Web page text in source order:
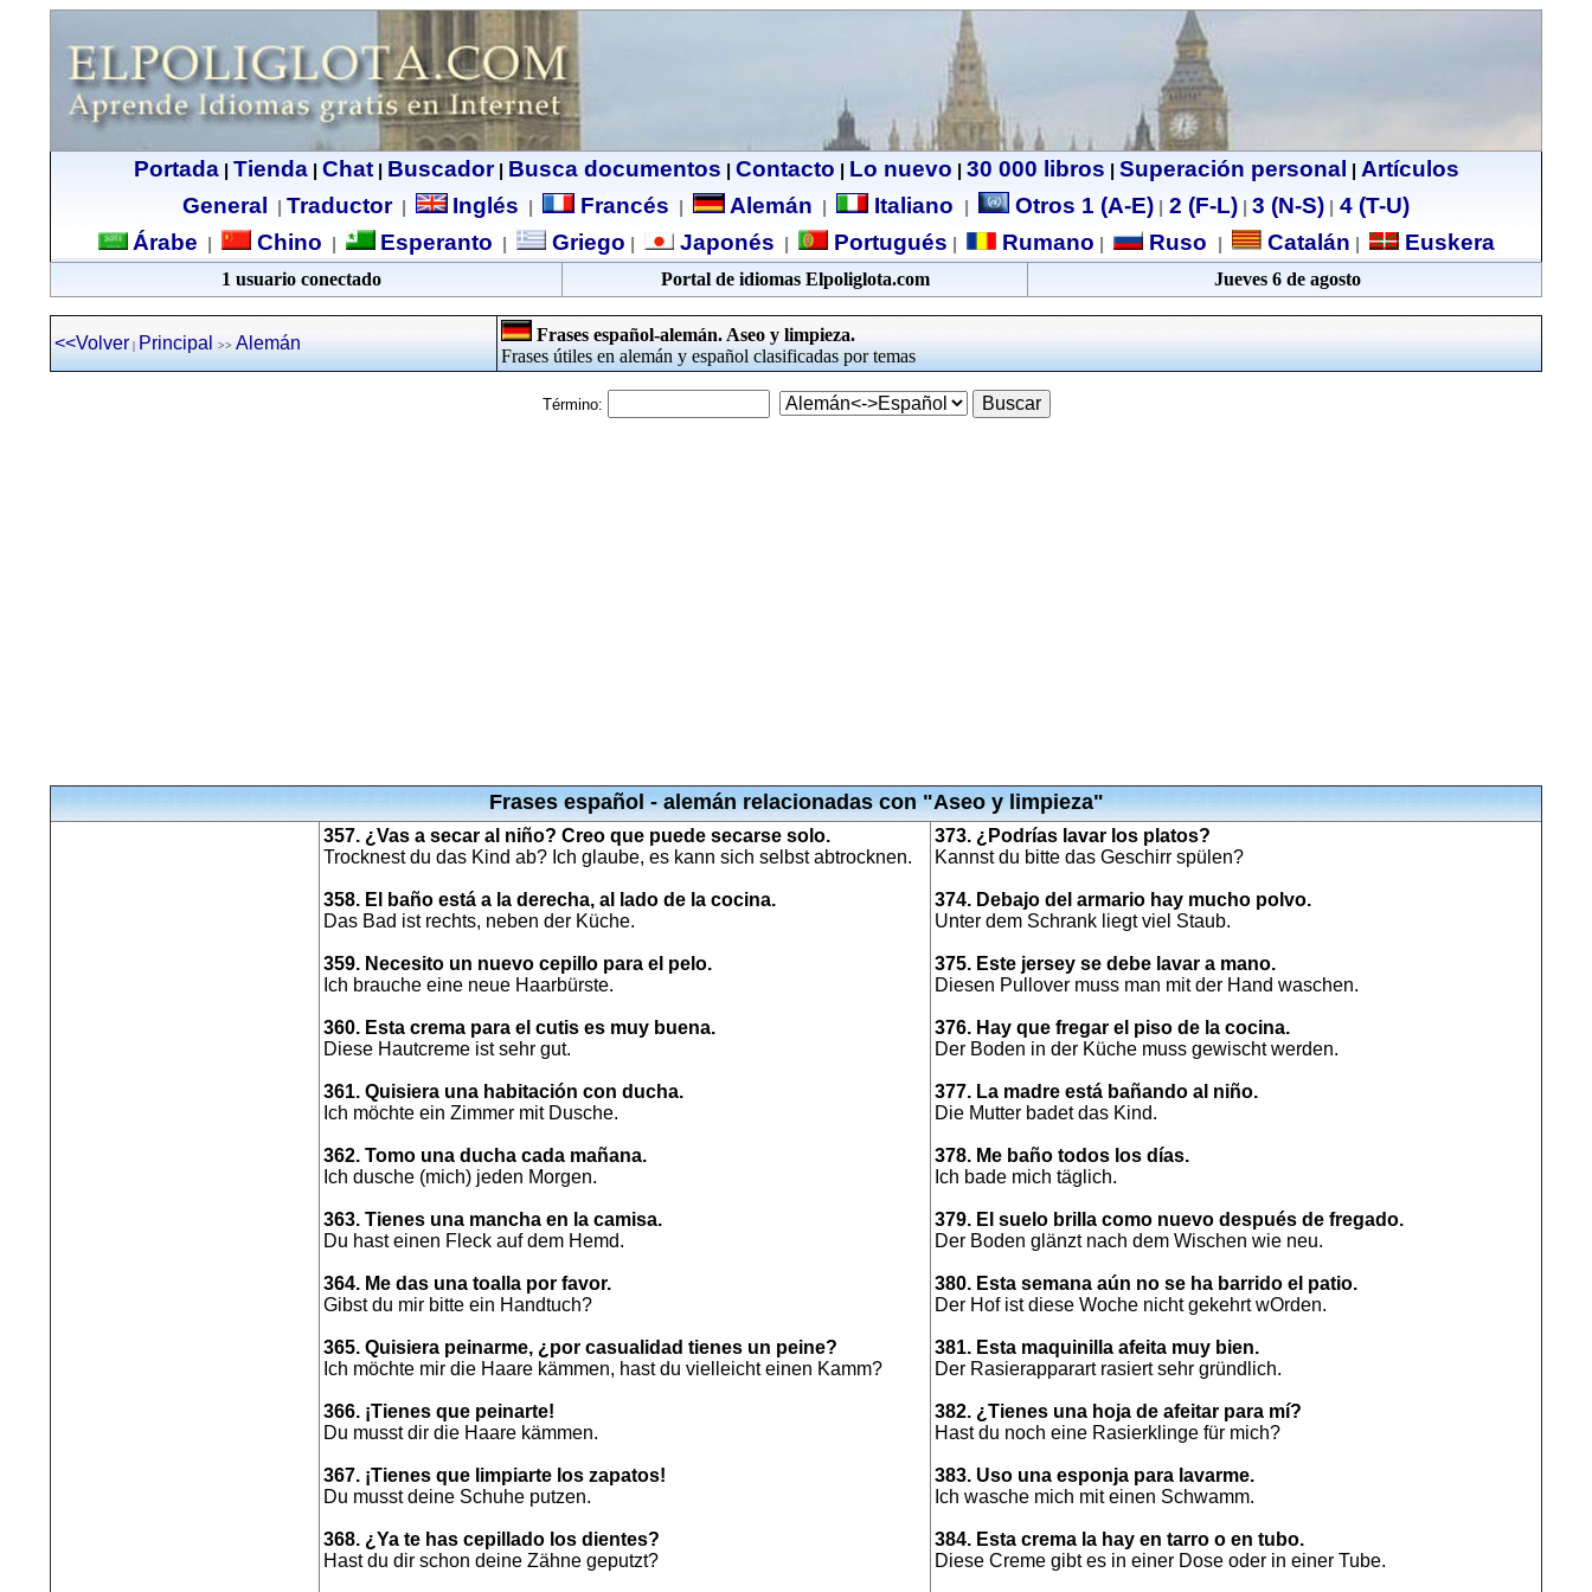
Portada| Tienda| Chat| Buscador| Busca documentos Contacto Lo nuevo 30 000 libros Superación personal
Artículos
General
Traductor| Inglés Francés Alemán Italiano Otros 1 (A-E) 2 (F-L) 3 (N-S)
4 (T-U)
Árabe
Chino Esperanto Griego Japonés Portugués Rumano Ruso Catalán Euskera
1 usuario conectado Portal de idiomas Elpoliglota.com Jueves 6 de agosto
<<Volver | Principal >> Alemán
Frases español-alemán. Aseo y limpieza.
Frases útiles en alemán y español clasificadas por temas
Término:
Frases español - alemán relacionadas con "Aseo y limpieza"
357. ¿Vas a secar al niño? Creo que puede secarse solo.
Trocknest du das Kind ab? Ich glaube, es kann sich selbst abtrocknen.
358. El baño está a la derecha, al lado de la cocina.
Das Bad ist rechts, neben der Küche.
359. Necesito un nuevo cepillo para el pelo.
Ich brauche eine neue Haarbürste.
360. Esta crema para el cutis es muy buena.
Diese Hautcreme ist sehr gut.
361. Quisiera una habitación con ducha.
Ich möchte ein Zimmer mit Dusche.
362. Tomo una ducha cada mañana.
Ich dusche (mich) jeden Morgen.
363. Tienes una mancha en la camisa.
Du hast einen Fleck auf dem Hemd.
364. Me das una toalla por favor.
Gibst du mir bitte ein Handtuch?
365. Quisiera peinarme, ¿por casualidad tienes un peine?
Ich möchte mir die Haare kämmen, hast du vielleicht einen Kamm?
366. ¡Tienes que peinarte!
Du musst dir die Haare kämmen.
367. ¡Tienes que limpiarte los zapatos!
Du musst deine Schuhe putzen.
368. ¿Ya te has cepillado los dientes?
Hast du dir schon deine Zähne geputzt?
373. ¿Podrías lavar los platos?
Kannst du bitte das Geschirr spülen?
374. Debajo del armario hay mucho polvo.
Unter dem Schrank liegt viel Staub.
375. Este jersey se debe lavar a mano.
Diesen Pullover muss man mit der Hand waschen.
376. Hay que fregar el piso de la cocina.
Der Boden in der Küche muss gewischt werden.
377. La madre está bañando al niño.
Die Mutter badet das Kind.
378. Me baño todos los días.
Ich bade mich täglich.
379. El suelo brilla como nuevo después de fregado.
Der Boden glänzt nach dem Wischen wie neu.
380. Esta semana aún no se ha barrido el patio.
Der Hof ist diese Woche nicht gekehrt wOrden.
381. Esta maquinilla afeita muy bien.
Der Rasierapparart rasiert sehr gründlich.
382. ¿Tienes una hoja de afeitar para mí?
Hast du noch eine Rasierklinge für mich?
383. Uso una esponja para lavarme.
Ich wasche mich mit einen Schwamm.
384. Esta crema la hay en tarro o en tubo.
Diese Creme gibt es in einer Dose oder in einer Tube.